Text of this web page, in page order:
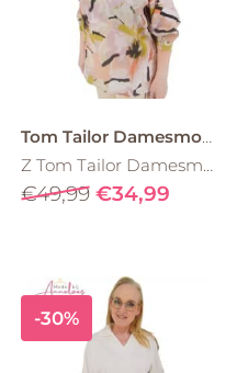
Tom Tailor Damesmode
Z Tom Tailor Damesmode blouse feminine print 1049811
€49,99 €34,99
-30%